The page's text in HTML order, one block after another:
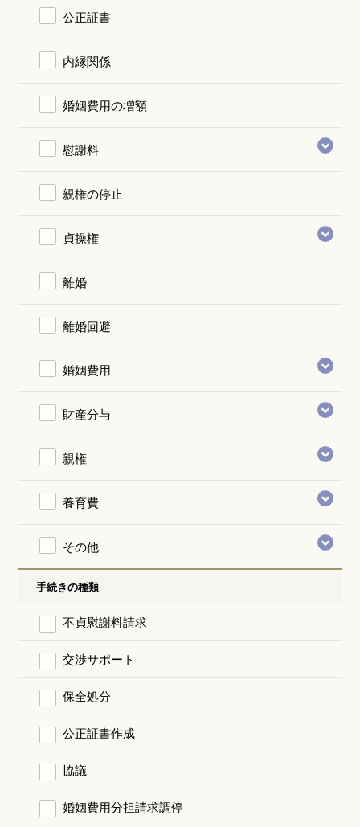
公正証書
内縁関係
婚姻費用の増額
慰謝料
親権の停止
貞操権
離婚
離婚回避
婚姻費用
財産分与
親権
養育費
その他
手続きの種類
不貞慰謝料請求
交渉サポート
保全処分
公正証書作成
協議
婚姻費用分担請求調停